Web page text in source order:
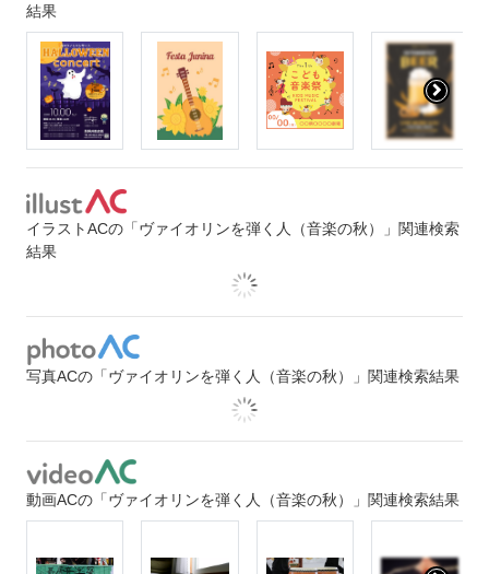
結果
イラストACの「ヴァイオリンを弾く人（音楽の秋）」関連検索
結果
写真ACの「ヴァイオリンを弾く人（音楽の秋）」関連検索結果
動画ACの「ヴァイオリンを弾く人（音楽の秋）」関連検索結果